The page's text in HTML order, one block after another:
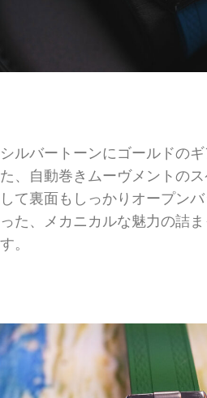
シルバートーンにゴールドの
た、自動巻きムーヴメントの
して裏面もしっかりオープン
った、メカニカルな魅力の詰
す。